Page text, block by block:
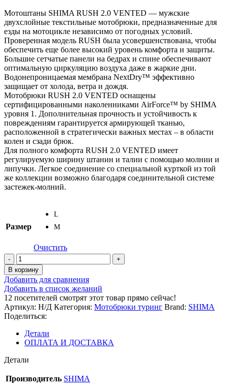
Мотоштаны SHIMA RUSH 2.0 VENTED — мужские
двухслойные текстильные мотобрюки, предназначенные для
езды на мотоцикле независимо от погодных условий.
Проверенная модель RUSH была усовершенствована, чтобы
обеспечить еще более высокий уровень комфорта и защиты.
Большие сетчатые панели на бедрах и спине обеспечивают
оптимальную циркуляцию воздуха даже в жаркие дни.
Водонепроницаемая мембрана NextDry™ эффективно
защищает от холода, ветра и дождя.
Мотобрюки RUSH 2.0 VENTED оснащены
сертифицированными наколенниками AirForce™ by SHIMA
уровня 1. Дополнительная прочность и устойчивость к
повреждениям гарантируется армирующей тканью,
расположенной в стратегически важных местах – в области
колен и сзади брюк.
Для полного комфорта RUSH 2.0 VENTED имеет
регулируемую ширину штанин и талии с помощью молнии и
липучки. Легкое соединение со специальной курткой из той
же коллекции возможно благодаря соединительной системе
застежек-молний.
Размер
L
M
Очистить
Количество
товара
Мотоштаны
SHIMA
RUSH
2.0
VENT
MEN
BLACK
В корзину
Добавить для сравнения
Добавить в список желаний
12 посетителей смотрят этот товар прямо сейчас!
Артикул: Н/Д Категория: Мотобрюки туринг Brand: SHIMA
Поделиться:
Детали
ОПЛАТА И ДОСТАВКА
Детали
Производитель SHIMA